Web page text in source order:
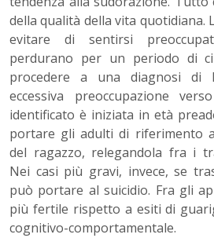
della qualità della vita quotidiana.
evitare di sentirsi
perdurano per un periodo di
procedere a una diagnosi di
eccessiva preoccupazione
identificato è iniziata in età
portare gli adulti di riferimento
del ragazzo, relegandola fra i
Nei casi più gravi, invece, se
può portare al suicidio. Fra gli
più fertile rispetto a esiti di
cognitivo-comportamentale.